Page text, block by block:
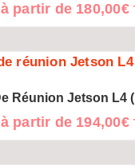
partir de 180,00€
Réunion Jetson L4
partir de 194,00€